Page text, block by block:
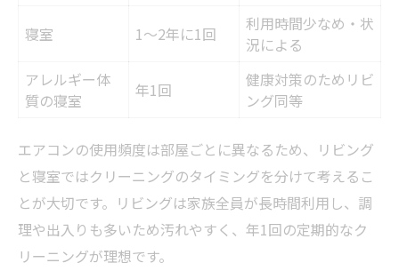
寝室 1～2年に1回
利用時間少なめ・状
況による
アレルギー体
質の寝室
年1回
健康対策のためリビ
ング同等
エアコンの使用頻度は部屋ごとに異なるため、リビング
と寝室ではクリーニングのタイミングを分けて考えるこ
とが大切です。リビングは家族全員が長時間利用し、調
理や出入りも多いため汚れやすく、年1回の定期的なク
リーニングが理想です。